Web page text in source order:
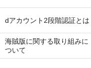
dアカウント2段階認証とは
海賊版に関する取り組みに
ついて